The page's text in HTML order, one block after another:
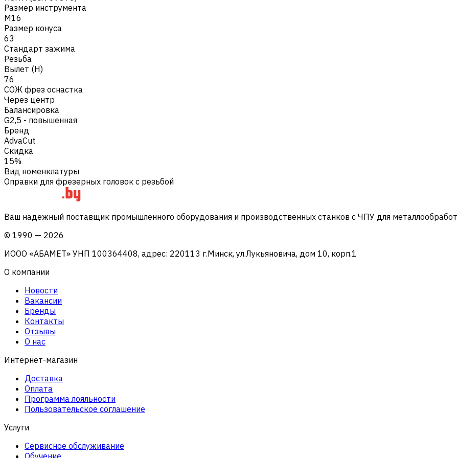
Размер инструмента
M16
Размер конуса
63
Стандарт зажима
Резьба
Вылет (H)
76
СОЖ фрез оснастка
Через центр
Балансировка
G2,5 - повышенная
Бренд
AdvaCut
Скидка
15%
Вид номенклатуры
Оправки для фрезерных головок с резьбой
Ваш надежный поставщик промышленного оборудования и производственных станков с ЧПУ для
© 1990 — 2026
ИООО «АБАМЕТ» УНП 100364408, адрес: 220113 г.Минск, ул.Лукьяновича, дом 10, корп.1
О компании
Новости
Вакансии
Бренды
Контакты
Отзывы
О нас
Интернет-магазин
Доставка
Оплата
Программа лояльности
Пользовательское соглашение
Услуги
Сервисное обслуживание
Обучение